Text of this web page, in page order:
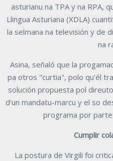
asturianu na TPA y na RPA,
Llingua Asturiana (XDLA)
la selmana na televisión y de
na
Asina, señaló que la
pa otros "curtia", polo qu'él
solución propuesta pol
d'un mandatu-marcu y el so
programa por parte
Cumplir
La postura de Virgili foi